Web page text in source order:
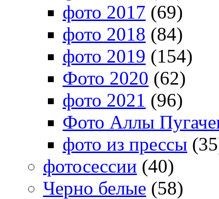
фото 2017 (69)
фото 2018 (84)
фото 2019 (154)
Фото 2020 (62)
фото 2021 (96)
Фото Аллы
фото из прессы
фотосессии (40)
Черно белые (58)